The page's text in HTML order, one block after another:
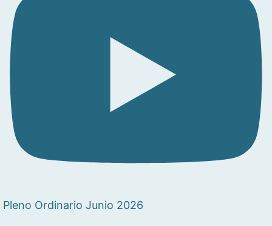
Pleno Ordinario Junio 2026